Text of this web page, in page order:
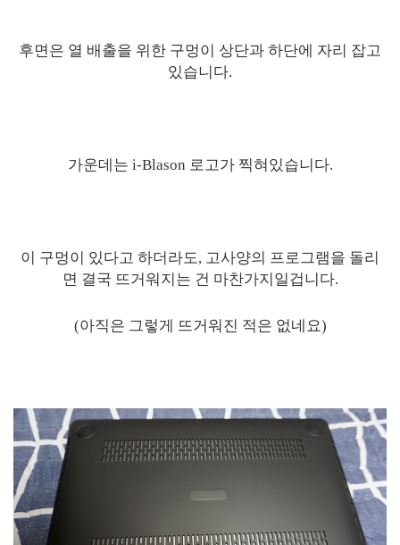
후면은 열 배출을 위한 구멍이 상단과 하단에 자리 잡고
있습니다.
가운데는 i-Blason 로고가 찍혀있습니다.
이 구멍이 있다고 하더라도, 고사양의 프로그램을 돌리
면 결국 뜨거워지는 건 마찬가지일겁니다.
(아직은 그렇게 뜨거워진 적은 없네요)